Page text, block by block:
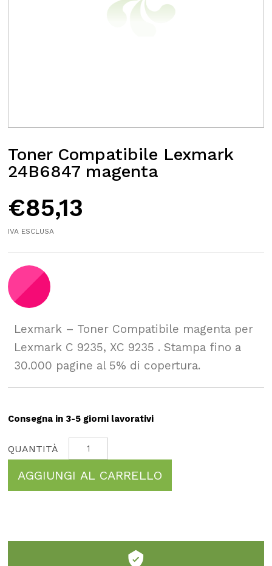
Toner Compatibile Lexmark
24B6847 magenta
€85,13
IVA ESCLUSA
Lexmark – Toner Compatibile magenta per
Lexmark C 9235, XC 9235 . Stampa fino a
30.000 pagine al 5% di copertura.
Consegna in 3-5 giorni lavorativi
AGGIUNGI AL CARRELLO